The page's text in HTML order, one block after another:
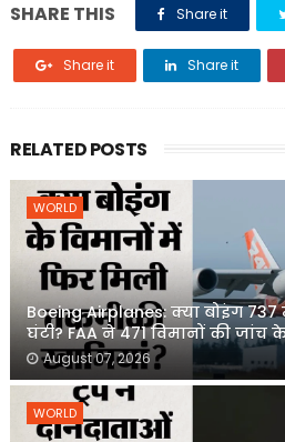
SHARE THIS Share it
Share it Share it
RELATED POSTS
WORLD
Boeing Airplanes: क्या बोइंग
घंटी? FAA ने 471 विमानों की
August 07, 2026
WORLD